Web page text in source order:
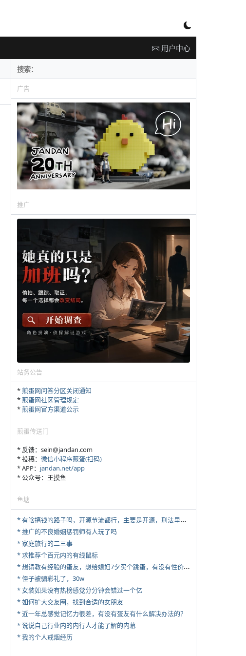
用户中心
广告
推广
站务公告
*煎蛋网问答分区关闭通知
*煎蛋网社区管理规定
*煎蛋网官方渠道公示
煎蛋传送门
* 反馈：sein@jandan.com
* 投稿： 微信小程序煎蛋(扫码)
* APP： jandan.net/app
* 公众号：王摸鱼
鱼塘
*
有啥搞钱的路子吗，开源节流都行，主要是开源，刑法里的咱不做
* 推广的不良婚姻惩罚师有人玩了吗
* 家庭旅行的二三事
* 求推荐个百元内的有线鼠标
*
想请教有经验的蛋友，想给媳妇7夕买个跳蛋，有没有性价比高的推荐
* 侄子被骗彩礼了，30w
* 女装如果没有热榜感觉分分钟会错过一个亿
* 如何扩大交友圈，找到合适的女朋友
* 近一年总感觉记忆力很差，有没有蛋友有什么解决办法的？
* 说说自己行业内的内行人才能了解的内幕
* 我的个人戒烟经历